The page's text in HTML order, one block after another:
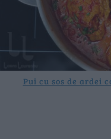
Pui cu sos de ardei